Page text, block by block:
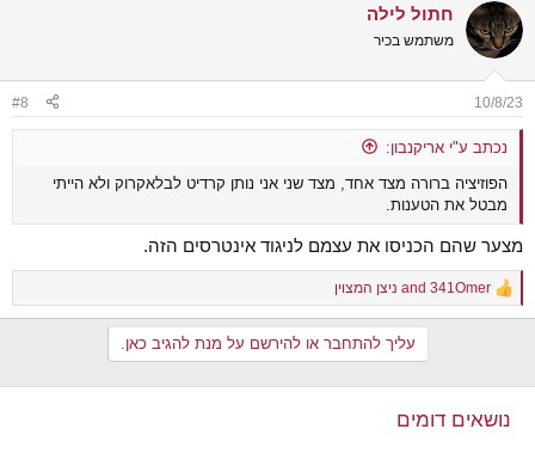
חתול לילה
משתמש בכיר
10/8/23
#8
נכתב ע"י אריקנבון:
הפוזיציה ברורה מצד אחד, מצד שני אני נותן קרדיט לבלאקרוק ולא הייתי
מבטל את הטענות.
מצער שהם הכניסו את עצמם לניגוד אינטרסים הזה.
R
e
i
n
341Omer ניצן המצוין
עליך להתחבר או להירשם על מנת להגיב כאן.
נושאים דומים